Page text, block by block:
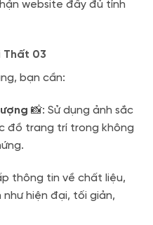
website đầy đủ tính
Thất 03
bạn cần:
📸: Sử dụng ảnh sắc
đồ trang trí trong không
thông tin về chất liệu,
hiện đại, tối giản,